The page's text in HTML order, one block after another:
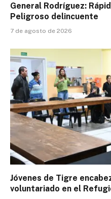
General Rodríguez:
Peligroso delincuente
7 de agosto de 2026
Jóvenes de Tigre
voluntariado en el